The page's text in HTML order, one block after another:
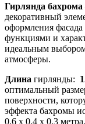
цветов)
Гирлянда бахрома
декоративный
оформления
функциями и
идеальным
атмосферы.
Длина гирлянды:
оптимальный
поверхности,
эффекта бахромы
0,6 х 0,4 х 0,3 метра.